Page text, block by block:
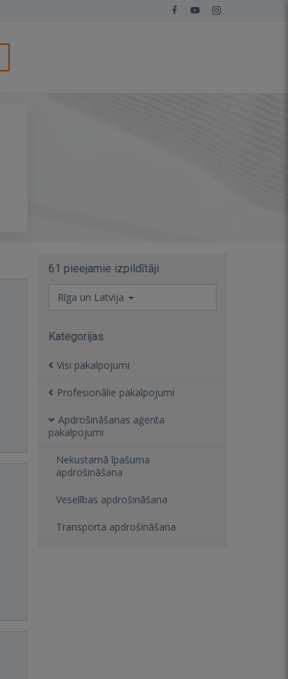
61 pieejamie izpildītāji
Rīga un Latvija
Kategorijas
Visi pakalpojumi
Profesionālie pakalpojumi
Apdrošināšanas aģenta
pakalpojumi
Nekustamā īpašuma
apdrošināšana
Veselības apdrošināšana
Transporta apdrošināšana